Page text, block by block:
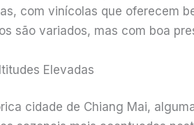
com vinícolas que oferecem
são variados, mas com boa
Elevadas
cidade de Chiang Mai,